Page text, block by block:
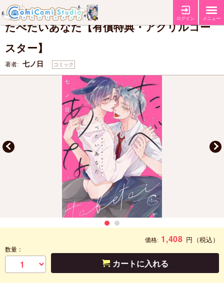
ログイン メニュー
特典 【有償特典・『たべたいあなた』アクリルコースター】
たべたいあなた【有償特典・アクリルコー
スター】
著者: 七ノ日 コミック
価格: 1,408 円 （税込）
数量：
カートに入れる